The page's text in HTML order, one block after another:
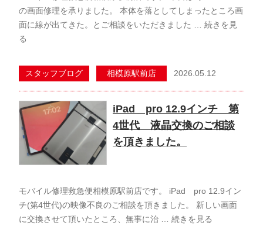
の画面修理を承りました。 本体を落としてしまったところ画
面に線が出てきた。とご相談をいただきました … 続きを見
る
スタッフブログ 相模原駅前店 2026.05.12
iPad pro 12.9インチ 第
4世代 液晶交換のご相談
を頂きました。
モバイル修理救急便相模原駅前店です。 iPad pro 12.9イン
チ(第4世代)の映像不良のご相談を頂きました。 新しい画面
に交換させて頂いたところ、無事に治 … 続きを見る